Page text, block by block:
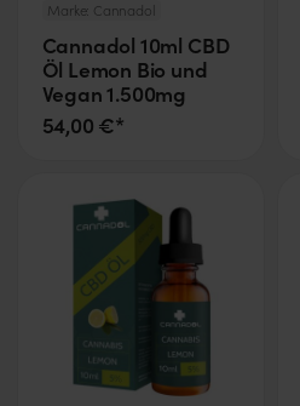
Marke: Cannadol
Cannadol 10ml CBD
Öl Lemon Bio und
Vegan 1.500mg
54,00 €*